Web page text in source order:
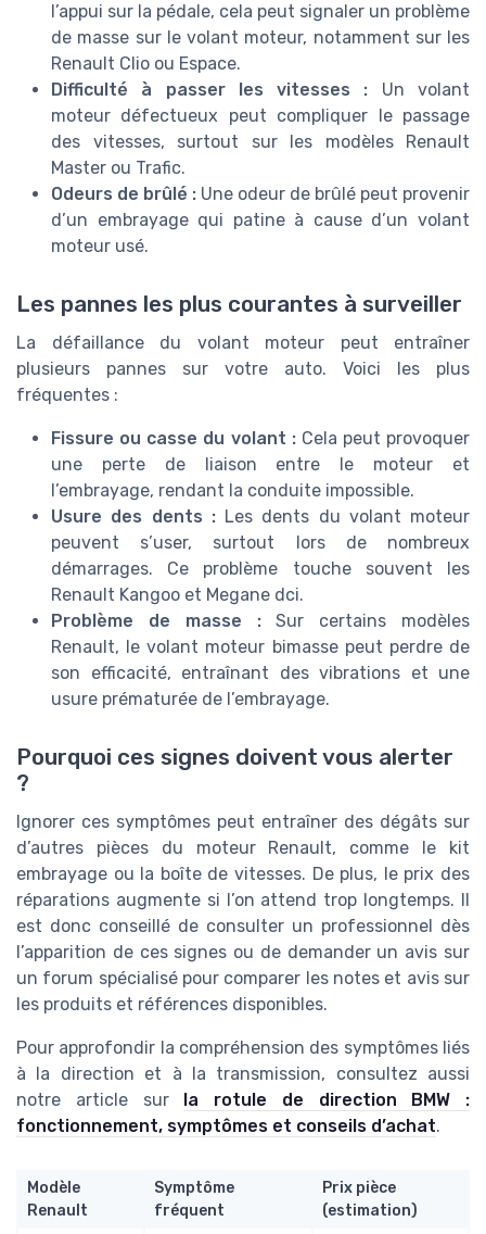
l’appui sur la pédale, cela peut signaler un problème
de masse sur le volant moteur, notamment sur les
Renault Clio ou Espace.
Difficulté à passer les vitesses : Un volant
moteur défectueux peut compliquer le passage
des vitesses, surtout sur les modèles Renault
Master ou Trafic.
Odeurs de brûlé : Une odeur de brûlé peut provenir
d’un embrayage qui patine à cause d’un volant
moteur usé.
Les pannes les plus courantes à surveiller
La défaillance du volant moteur peut entraîner
plusieurs pannes sur votre auto. Voici les plus
fréquentes :
Fissure ou casse du volant :Cela peut provoquer
une perte de liaison entre le moteur et
l’embrayage, rendant la conduite impossible.
Usure des dents :Les dents du volant moteur
peuvent s’user, surtout lors de nombreux
démarrages. Ce problème touche souvent les
Renault Kangoo et Megane dci.
Problème de masse :Sur certains modèles
Renault, le volant moteur bimasse peut perdre de
son efficacité, entraînant des vibrations et une
usure prématurée de l’embrayage.
Pourquoi ces signes doivent vous alerter
?
Ignorer ces symptômes peut entraîner des dégâts sur
d’autres pièces du moteur Renault, comme le kit
embrayage ou la boîte de vitesses. De plus, le prix des
réparations augmente si l’on attend trop longtemps. Il
est donc conseillé de consulter un professionnel dès
l’apparition de ces signes ou de demander un avis sur
un forum spécialisé pour comparer les notes et avis sur
les produits et références disponibles.
Pour approfondir la compréhension des symptômes liés
à la direction et à la transmission, consultez aussi
notre article sur
la rotule de direction BMW :
fonctionnement, symptômes et conseils d’achat.
Modèle
Renault
Symptôme
fréquent
Prix pièce
(estimation)